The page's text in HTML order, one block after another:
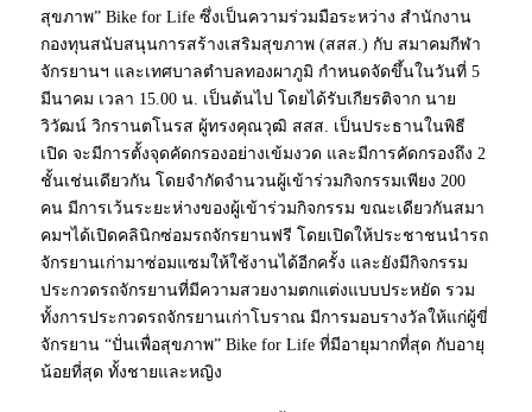
สุขภาพ” Bike for Life ซึ่งเป็นความร่วมมือระหว่าง สำนักงาน
กองทุนสนับสนุนการสร้างเสริมสุขภาพ (สสส.) กับ สมาคมกีฬา
จักรยานฯ และเทศบาลตำบลทองผาภูมิ กำหนดจัดขึ้นในวันที่ 5
มีนาคม เวลา 15.00 น. เป็นต้นไป โดยได้รับเกียรติจาก นาย
วิวัฒน์ วิกรานตโนรส ผู้ทรงคุณวุฒิ สสส. เป็นประธานในพิธี
เปิด จะมีการตั้งจุดคัดกรองอย่างเข้มงวด และมีการคัดกรองถึง 2
ชั้นเช่นเดียวกัน โดยจำกัดจำนวนผู้เข้าร่วมกิจกรรมเพียง 200
คน มีการเว้นระยะห่างของผู้เข้าร่วมกิจกรรม ขณะเดียวกันสมา
คมฯได้เปิดคลินิกซ่อมรถจักรยานฟรี โดยเปิดให้ประชาชนนำรถ
จักรยานเก่ามาซ่อมแซมให้ใช้งานได้อีกครั้ง และยังมีกิจกรรม
ประกวดรถจักรยานที่มีความสวยงามตกแต่งแบบประหยัด รวม
ทั้งการประกวดรถจักรยานเก่าโบราณ มีการมอบรางวัลให้แก่ผู้ขี่
จักรยาน “ปั่นเพื่อสุขภาพ” Bike for Life ที่มีอายุมากที่สุด กับอายุ
น้อยที่สุด ทั้งชายและหญิง